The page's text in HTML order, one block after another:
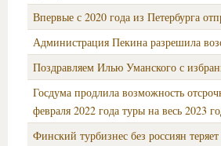
Впервые с 2020 года из Петербурга
Администрация Пекина разрешила
Поздравляем Илью Уманского с
Госдума продлила возможность
февраля 2022 года туры на весь 2023
Финский турбизнес без россиян